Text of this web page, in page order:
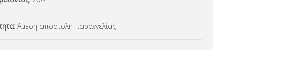
Άμεση αποστολή παραγγελίας